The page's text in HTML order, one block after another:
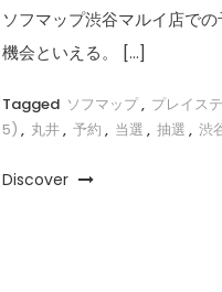
ソフマップ渋谷マルイ店で
機会といえる。 […]
Tagged ソフマップ, プレイス
5) , 丸井, 予約 , 当選 , 抽選 , 渋
Discover